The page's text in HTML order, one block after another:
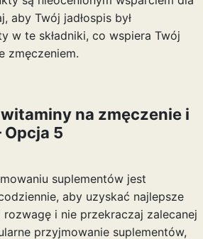
aby Twój jadłospis był
w te składniki, co wspiera Twój
zmęczeniem.
na zmęczenie i
Opcja 5
suplementów jest
aby uzyskać najlepsze
i nie przekraczaj zalecanej
przyjmowanie suplementów,